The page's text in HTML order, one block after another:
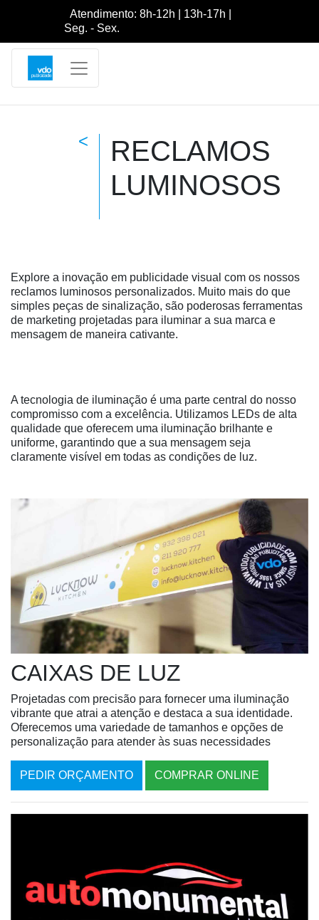
Atendimento: 8h-12h | 13h-17h |
Seg. - Sex.
<
RECLAMOS
LUMINOSOS
Explore a inovação em publicidade visual com os nossos
reclamos luminosos personalizados. Muito mais do que
simples peças de sinalização, são poderosas ferramentas
de marketing projetadas para iluminar a sua marca e
mensagem de maneira cativante.
A tecnologia de iluminação é uma parte central do nosso
compromisso com a excelência. Utilizamos LEDs de alta
qualidade que oferecem uma iluminação brilhante e
uniforme, garantindo que a sua mensagem seja
claramente visí­vel em todas as condições de luz.
CAIXAS DE LUZ
Projetadas com precisão para fornecer uma iluminação
vibrante que atrai a atenção e destaca a sua identidade.
Oferecemos uma variedade de tamanhos e opções de
personalização para atender às suas necessidades
PEDIR ORÇAMENTO COMPRAR ONLINE